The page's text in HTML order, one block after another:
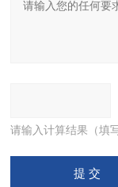
请输入计算结果（填